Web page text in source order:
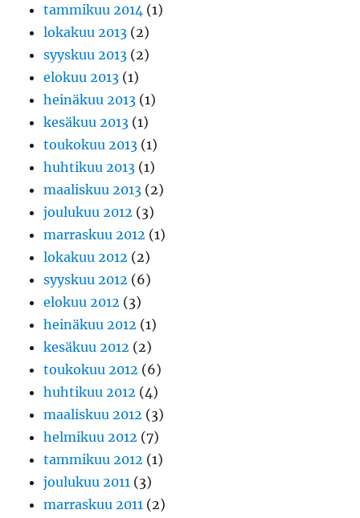
tammikuu 2014 (1)
lokakuu 2013 (2)
syyskuu 2013 (2)
elokuu 2013 (1)
heinäkuu 2013 (1)
kesäkuu 2013 (1)
toukokuu 2013 (1)
huhtikuu 2013 (1)
maaliskuu 2013 (2)
joulukuu 2012 (3)
marraskuu 2012 (1)
lokakuu 2012 (2)
syyskuu 2012 (6)
elokuu 2012 (3)
heinäkuu 2012 (1)
kesäkuu 2012 (2)
toukokuu 2012 (6)
huhtikuu 2012 (4)
maaliskuu 2012 (3)
helmikuu 2012 (7)
tammikuu 2012 (1)
joulukuu 2011 (3)
marraskuu 2011 (2)